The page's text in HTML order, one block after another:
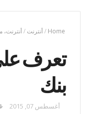
Home
/أنترنت /أنترنت،
تعرف
بنك
أغسطس 07, 2015